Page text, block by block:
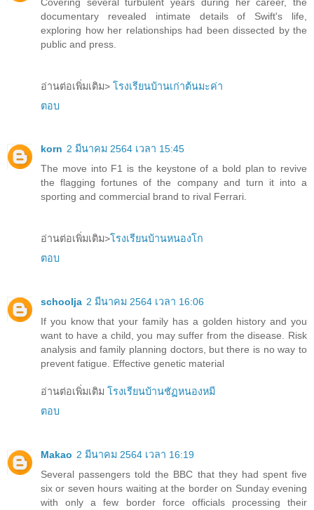
documentary revealed intimate details of Swift's life,
exploring how her relationships had been dissected by the
public and press.
อ่านต่อเพิ่มเติม> โรงเรียนบ้านเก่าต้นมะค่า
ตอบ
korn 2 มีนาคม 2564 เวลา 15:45
The move into F1 is the keystone of a bold plan to revive
the flagging fortunes of the company and turn it into a
sporting and commercial brand to rival Ferrari.
อ่านต่อเพิ่มเติม>โรงเรียนบ้านหนองโก
ตอบ
schoolja 2 มีนาคม 2564 เวลา 16:06
If you know that your family has a golden history and you
want to have a child, you may suffer from the disease. Risk
analysis and family planning doctors, but there is no way to
prevent fatigue. Effective genetic material
อ่านต่อเพิ่มเติม โรงเรียนบ้านชัฏหนองหมี
ตอบ
Makao 2 มีนาคม 2564 เวลา 16:19
Several passengers told the BBC that they had spent five
six or seven hours waiting at the border on Sunday evening
with only a few border force officials processing their